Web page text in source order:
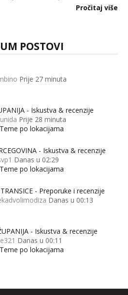
Što zapravo misle žene, a što
Pročitaj više
POSTOVI
Prije 27 minuta
- Iskustva & recenzije
Prije 28 minuta
po lokacijama
- Iskustva & recenzije
Danas u 02:29
po lokacijama
- Preporuke i recenzije
Danas u 00:13
- Iskustva & recenzije
Danas u 00:11
po lokacijama